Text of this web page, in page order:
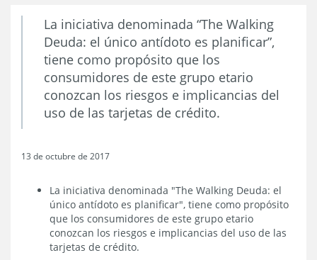
La iniciativa denominada “The Walking
Deuda: el único antídoto es planificar”,
tiene como propósito que los
consumidores de este grupo etario
conozcan los riesgos e implicancias del
uso de las tarjetas de crédito.
13 de octubre de 2017
La iniciativa denominada "The Walking Deuda: el
único antídoto es planificar", tiene como propósito
que los consumidores de este grupo etario
conozcan los riesgos e implicancias del uso de las
tarjetas de crédito.